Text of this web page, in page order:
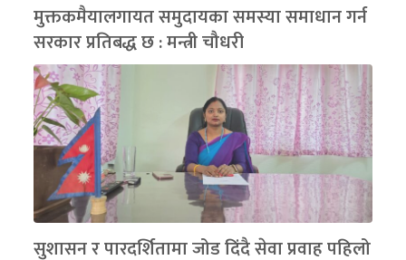
मुक्तकमैयालगायत समुदायका समस्या समाधान गर्न
सरकार प्रतिबद्ध छ : मन्त्री चौधरी
सुशासन र पारदर्शितामा जोड दिंदै सेवा प्रवाह पहिलो